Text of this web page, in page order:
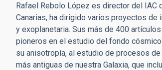
Rafael Rebolo López es director del IAC
Canarias, ha dirigido varios proyectos
y exoplanetaria. Sus más de 400
pioneros en el estudio del fondo
su anisotropía, al estudio de procesos
más antiguas de nuestra Galaxia, que